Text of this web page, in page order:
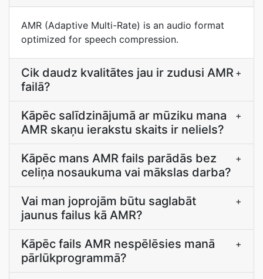
AMR (Adaptive Multi-Rate) is an audio format
optimized for speech compression.
Cik daudz kvalitātes jau ir zudusi AMR
failā?
+
Kāpēc salīdzinājumā ar mūziku mana
AMR skaņu ierakstu skaits ir neliels?
+
Kāpēc mans AMR fails parādās bez
celiņa nosaukuma vai mākslas darba?
+
Vai man joprojām būtu saglabāt
jaunus failus kā AMR?
+
Kāpēc fails AMR nespēlēsies manā
pārlūkprogrammā?
+